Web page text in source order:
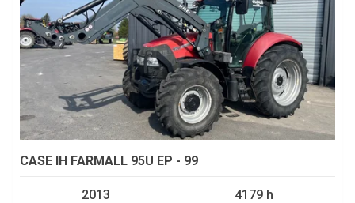
CASE IH FARMALL 95U EP - 99
2013 4179 h